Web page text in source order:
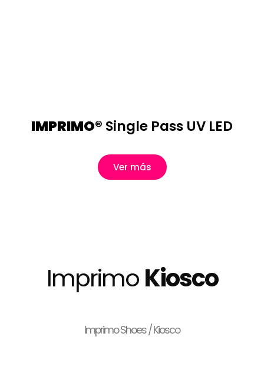
IMPRIMO® Single Pass UV LED
Ver más
ImprimoKiosco
Imprimo Shoes / Kiosco